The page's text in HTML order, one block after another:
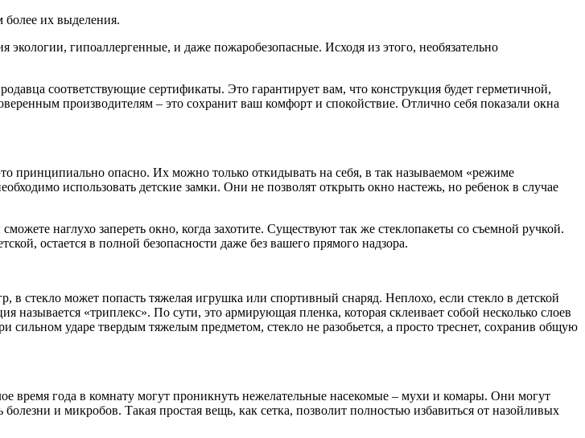
их выделения.
гипоаллергенные, и даже пожаробезопасные. Исходя из этого, необязательно
соответствующие сертификаты. Это гарантирует вам, что конструкция будет герметичной,
производителям – это сохранит ваш комфорт и спокойствие. Отлично себя показали окна
принципиально опасно. Их можно только откидывать на себя, в так называемом «режиме
использовать детские замки. Они не позволят открыть окно настежь, но ребенок в случае
наглухо запереть окно, когда захотите. Существуют так же стеклопакеты со съемной ручкой.
остается в полной безопасности даже без вашего прямого надзора.
стекло может попасть тяжелая игрушка или спортивный снаряд. Неплохо, если стекло в детской
называется «триплекс». По сути, это армирующая пленка, которая склеивает собой несколько слоев
ударе твердым тяжелым предметом, стекло не разобьется, а просто треснет, сохранив общую
время года в комнату могут проникнуть нежелательные насекомые – мухи и комары. Они могут
и микробов. Такая простая вещь, как сетка, позволит полностью избавиться от назойливых